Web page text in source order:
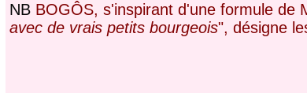
NB BOGÔS, s'inspirant d'une formule de
avec de vrais petits bourgeois", désigne